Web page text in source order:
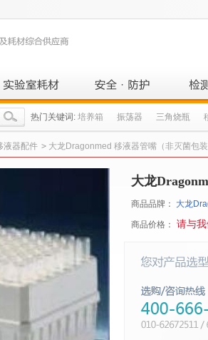
热门关键词: 培养箱 振荡器 三角烧瓶
液器配件 > 大龙Dragonmed 移液器管嘴（非灭菌包
大龙
商品品牌： 大龙
商品价格： 请与